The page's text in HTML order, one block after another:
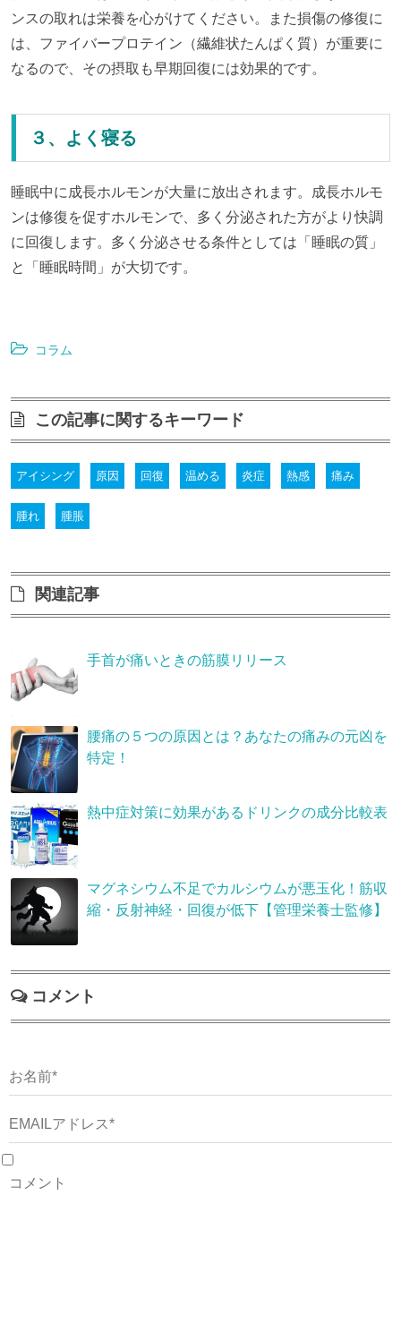
ンスの取れは栄養を心がけてください。また損傷の修復に
は、ファイバープロテイン（繊維状たんぱく質）が重要に
なるので、その摂取も早期回復には効果的です。
３、よく寝る
睡眠中に成長ホルモンが大量に放出されます。成長ホルモ
ンは修復を促すホルモンで、多く分泌された方がより快調
に回復します。多く分泌させる条件としては「睡眠の質」
と「睡眠時間」が大切です。
コラム
この記事に関するキーワード
アイシング 原因 回復 温める 炎症 熱感 痛み
腫れ 腫脹
関連記事
手首が痛いときの筋膜リリース
腰痛の５つの原因とは？あなたの痛みの元凶を
特定！
熱中症対策に効果があるドリンクの成分比較表
マグネシウム不足でカルシウムが悪玉化！筋収
縮・反射神経・回復が低下【管理栄養士監修】
コメント